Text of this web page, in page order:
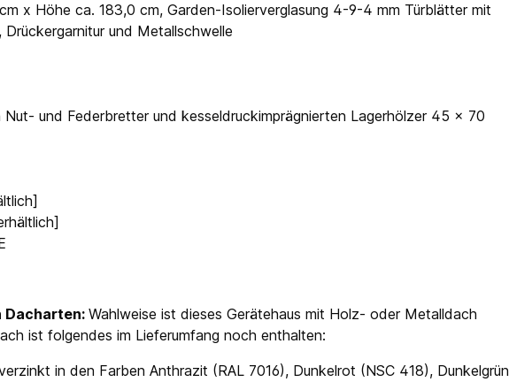
x Höhe ca. 183,0 cm, Garden-Isolierverglasung 4-9-4 mm Türblätter mit
und Metallschwelle
Nut- und Federbretter und kesseldruckimprägnierten Lagerhölzer 45 x 70
Dacharten: Wahlweise ist dieses Gerätehaus mit Holz- oder Metalldach
ist folgendes im Lieferumfang noch enthalten:
in den Farben Anthrazit (RAL 7016), Dunkelrot (NSC 418), Dunkelgrün